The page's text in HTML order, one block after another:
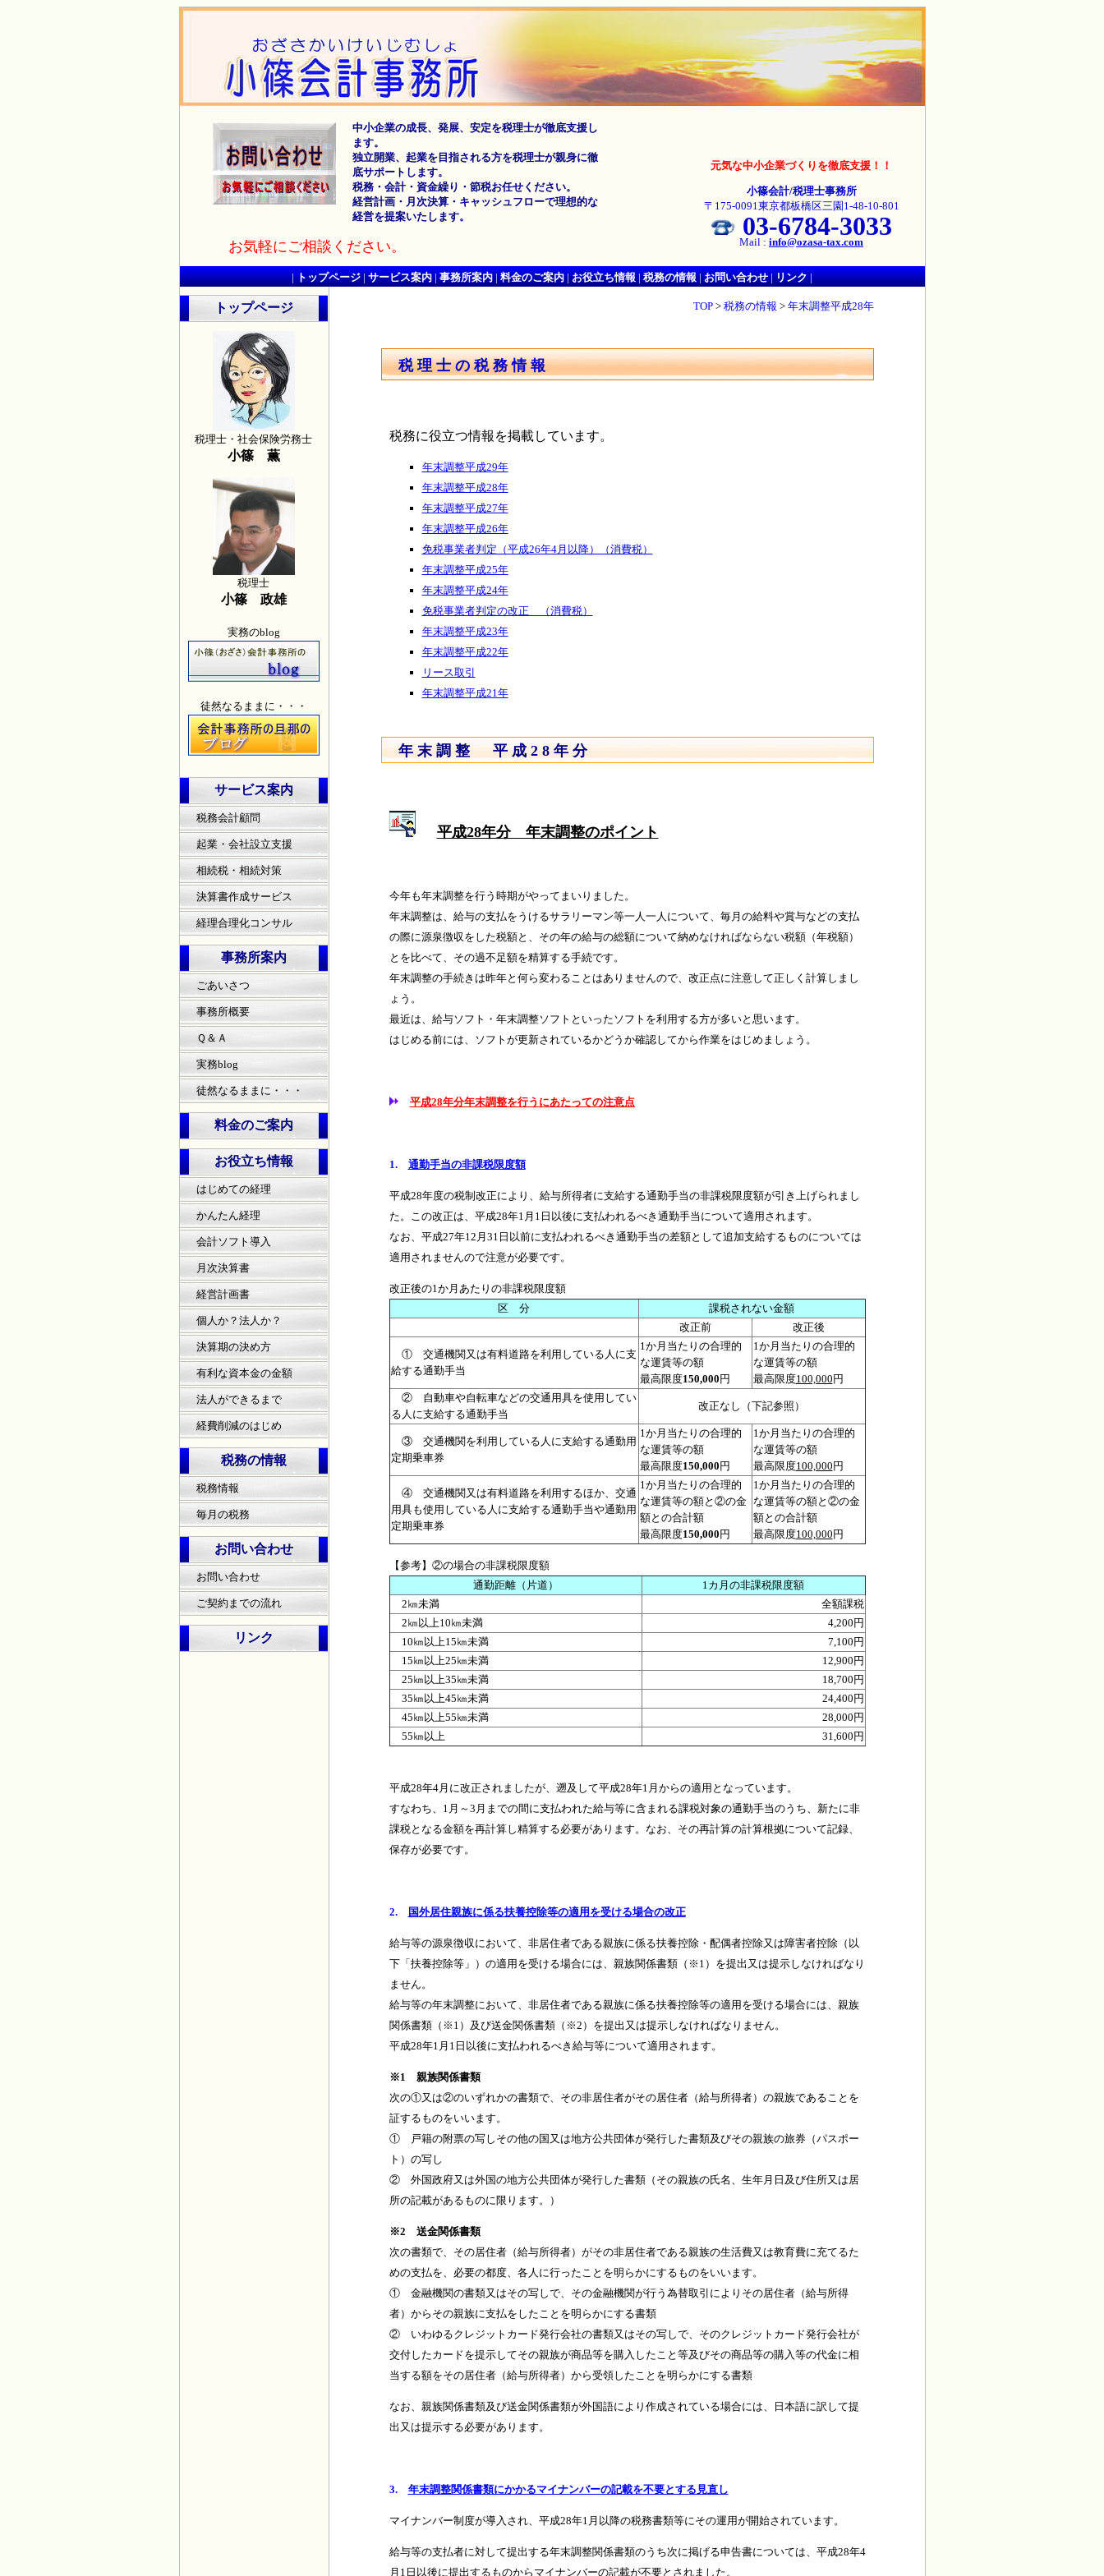
中小企業の成長、発展、安定を税理士が徹底支援し
ます。
独立開業、起業を目指される方を税理士が親身に徹
底サポートします。
税務・会計・資金繰り・節税お任せください。
経営計画・月次決算・キャッシュフローで理想的な
経営を提案いたします。
お気軽にご相談ください。
元気な中小企業づくりを徹底支援！！
小篠会計/税理士事務所
〒175-0091東京都板橋区三園1-48-10-801
03-6784-3033
Mail : info@ozasa-tax.com
| トップページ | サービス案内 | 事務所案内 | 料金のご案内 | お役立ち情報 | 税務の情報 | お問い合わせ | リンク |
TOP> 税務の情報 > 年末調整平成28年
税理士の税務情報
税務に役立つ情報を掲載しています。
年末調整平成29年
年末調整平成28年
年末調整平成27年
年末調整平成26年
免税事業者判定（平成26年4月以降）（消費税）
年末調整平成25年
年末調整平成24年
免税事業者判定の改正 （消費税）
年末調整平成23年
年末調整平成22年
リース取引
年末調整平成21年
年末調整 平成28年分
平成28年分 年末調整のポイント
今年も年末調整を行う時期がやってまいりました。
年末調整は、給与の支払をうけるサラリーマン等一人一人について、毎月の給料や賞与などの支払
の際に源泉徴収をした税額と、その年の給与の総額について納めなければならない税額（年税額）
とを比べて、その過不足額を精算する手続です。
年末調整の手続きは昨年と何ら変わることはありませんので、改正点に注意して正しく計算しまし
ょう。
最近は、給与ソフト・年末調整ソフトといったソフトを利用する方が多いと思います。
はじめる前には、ソフトが更新されているかどうか確認してから作業をはじめましょう。
平成28年分年末調整を行うにあたっての注意点
1. 通勤手当の非課税限度額
平成28年度の税制改正により、給与所得者に支給する通勤手当の非課税限度額が引き上げられまし
た。この改正は、平成28年1月1日以後に支払われるべき通勤手当について適用されます。
なお、平成27年12月31日以前に支払われるべき通勤手当の差額として追加支給するものについては
適用されませんので注意が必要です。
改正後の1か月あたりの非課税限度額
区 分
課税されない金額
改正前
改正後
① 交通機関又は有料道路を利用している人に支
給する通勤手当
1か月当たりの合理的
な運賃等の額
最高限度150,000 円
1か月当たりの合理的
な運賃等の額
最高限度100,000 円
② 自動車や自転車などの交通用具を使用してい
る人に支給する通勤手当
改正なし（下記参照）
③ 交通機関を利用している人に支給する通勤用
定期乗車券
1か月当たりの合理的
な運賃等の額
最高限度150,000 円
1か月当たりの合理的
な運賃等の額
最高限度100,000 円
④ 交通機関又は有料道路を利用するほか、交通
用具も使用している人に支給する通勤手当や通勤用
定期乗車券
1か月当たりの合理的
な運賃等の額と②の金
額との合計額
最高限度150,000 円
1か月当たりの合理的
な運賃等の額と②の金
額との合計額
最高限度100,000 円
【参考】②の場合の非課税限度額
通勤距離（片道）
1カ月の非課税限度額
2㎞未満
全額課税
2㎞以上10㎞未満
4,200円
10㎞以上15㎞未満
7,100円
15㎞以上25㎞未満
12,900円
25㎞以上35㎞未満
18,700円
35㎞以上45㎞未満
24,400円
45㎞以上55㎞未満
28,000円
55㎞以上
31,600円
平成28年4月に改正されましたが、遡及して平成28年1月からの適用となっています。
すなわち、1月～3月までの間に支払われた給与等に含まれる課税対象の通勤手当のうち、新たに非
課税となる金額を再計算し精算する必要があります。なお、その再計算の計算根拠について記録、
保存が必要です。
2. 国外居住親族に係る扶養控除等の適用を受ける場合の改正
給与等の源泉徴収において、非居住者である親族に係る扶養控除・配偶者控除又は障害者控除（以
下「扶養控除等」）の適用を受ける場合には、親族関係書類（※1）を提出又は提示しなければなり
ません。
給与等の年末調整において、非居住者である親族に係る扶養控除等の適用を受ける場合には、親族
関係書類（※1）及び送金関係書類（※2）を提出又は提示しなければなりません。
平成28年1月1日以後に支払われるべき給与等について適用されます。
※1 親族関係書類
次の①又は②のいずれかの書類で、その非居住者がその居住者（給与所得者）の親族であることを
証するものをいいます。
① 戸籍の附票の写しその他の国又は地方公共団体が発行した書類及びその親族の旅券（パスポー
ト）の写し
② 外国政府又は外国の地方公共団体が発行した書類（その親族の氏名、生年月日及び住所又は居
所の記載があるものに限ります。）
※2 送金関係書類
次の書類で、その居住者（給与所得者）がその非居住者である親族の生活費又は教育費に充てるた
めの支払を、必要の都度、各人に行ったことを明らかにするものをいいます。
① 金融機関の書類又はその写しで、その金融機関が行う為替取引によりその居住者（給与所得
者）からその親族に支払をしたことを明らかにする書類
② いわゆるクレジットカード発行会社の書類又はその写しで、そのクレジットカード発行会社が
交付したカードを提示してその親族が商品等を購入したこと等及びその商品等の購入等の代金に相
当する額をその居住者（給与所得者）から受領したことを明らかにする書類
なお、親族関係書類及び送金関係書類が外国語により作成されている場合には、日本語に訳して提
出又は提示する必要があります。
3. 年末調整関係書類にかかるマイナンバーの記載を不要とする見直し
マイナンバー制度が導入され、平成28年1月以降の税務書類等にその運用が開始されています。
給与等の支払者に対して提出する年末調整関係書類のうち次に掲げる申告書については、平成28年4
月1日以後に提出するものからマイナンバーの記載が不要とされました。
トップページ
税理士・社会保険労務士
小篠 薫
税理士
小篠 政雄
実務のblog
徒然なるままに・・・
サービス案内
税務会計顧問
起業・会社設立支援
相続税・相続対策
決算書作成サービス
経理合理化コンサル
事務所案内
ごあいさつ
事務所概要
Ｑ＆Ａ
実務blog
徒然なるままに・・・
料金のご案内
お役立ち情報
はじめての経理
かんたん経理
会計ソフト導入
月次決算書
経営計画書
個人か？法人か？
決算期の決め方
有利な資本金の金額
法人ができるまで
経費削減のはじめ
税務の情報
税務情報
毎月の税務
お問い合わせ
お問い合わせ
ご契約までの流れ
リンク